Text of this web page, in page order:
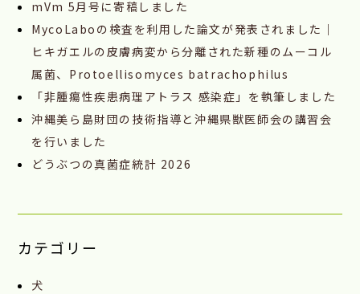
mVm 5月号に寄稿しました
MycoLaboの検査を利用した論文が発表されました｜
ヒキガエルの皮膚病変から分離された新種のムーコル
属菌、Protoellisomyces batrachophilus
「非腫瘍性疾患病理アトラス 感染症」を執筆しました
沖縄美ら島財団の技術指導と沖縄県獣医師会の講習会
を行いました
どうぶつの真菌症統計 2026
カテゴリー
犬